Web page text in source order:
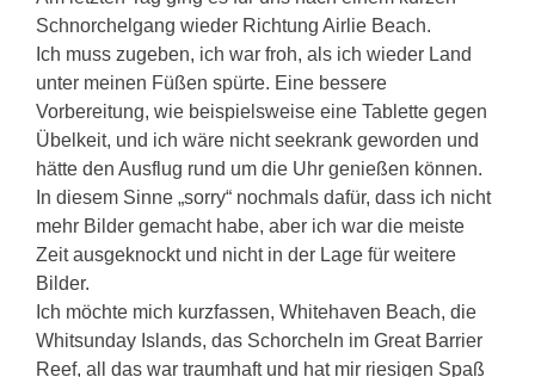
Schnorchelgang wieder Richtung Airlie Beach.
Ich muss zugeben, ich war froh, als ich wieder Land
unter meinen Füßen spürte. Eine bessere
Vorbereitung, wie beispielsweise eine Tablette gegen
Übelkeit, und ich wäre nicht seekrank geworden und
hätte den Ausflug rund um die Uhr genießen können.
In diesem Sinne „sorry“ nochmals dafür, dass ich nicht
mehr Bilder gemacht habe, aber ich war die meiste
Zeit ausgeknockt und nicht in der Lage für weitere
Bilder.
Ich möchte mich kurzfassen, Whitehaven Beach, die
Whitsunday Islands, das Schorcheln im Great Barrier
Reef, all das war traumhaft und hat mir riesigen Spaß